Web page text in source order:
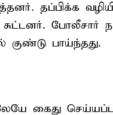
தப்பிக்க
போலீசார்
குண்டு பாய்ந்தது.
கைது